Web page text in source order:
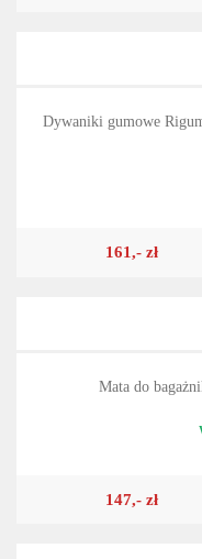
Dywaniki gumowe
161,- zł
Mata do
147,- zł